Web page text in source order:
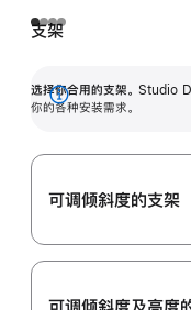
支架
选择你合用的支架。 Studio
你的各种安装需求。
展
可调倾斜度的支架
可调倾斜度及高‍度